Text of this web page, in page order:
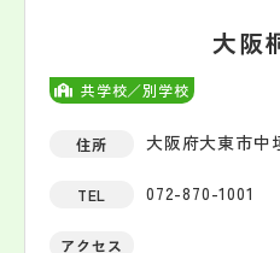
共学校／別学校
大阪
住所 大阪府大東市中
TEL 072-870-1001
アクセス